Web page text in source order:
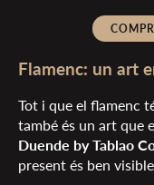
Flamenc: un art
Tot i que el flamenc
també és un art que
Duende by Tablao
present és ben